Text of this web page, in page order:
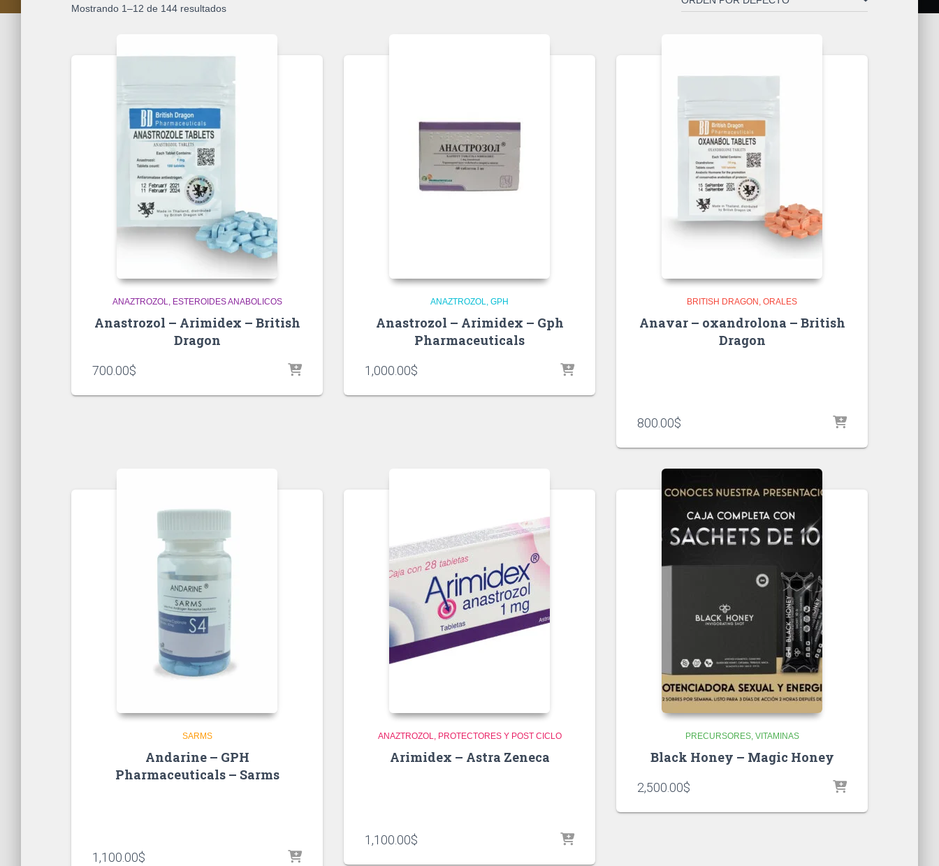
Mostrando 1–12 de 144 resultados
ANAZTROZOL ESTEROIDES ANABOLICOS
Anastrozol – Arimidex – British
Dragon
700.00$
ANAZTROZOL GPH
Anastrozol – Arimidex – Gph
Pharmaceuticals
1,000.00$
BRITISH DRAGON ORALES
Anavar – oxandrolona – British
Dragon
800.00$
SARMS
Andarine – GPH
Pharmaceuticals – Sarms
1,100.00$
ANAZTROZOL PROTECTORES Y POST CICLO
Arimidex – Astra Zeneca
1,100.00$
PRECURSORES VITAMINAS
Black Honey – Magic Honey
2,500.00$